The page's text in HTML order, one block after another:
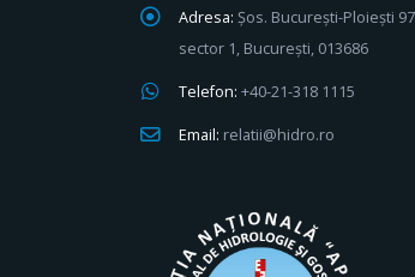
Adresa: Șos. București-Ploiești
sector 1, București, 013686
Telefon: +40-21-318 1115
Email: relatii@hidro.ro